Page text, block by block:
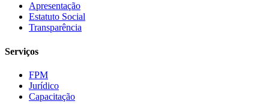
Apresentação
Estatuto Social
Transparência
Serviços
FPM
Jurídico
Capacitação